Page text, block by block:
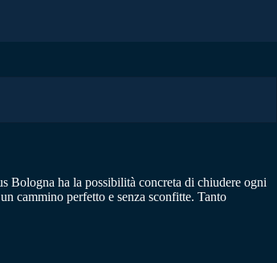
Bologna ha la possibilità concreta di chiudere ogni
cammino perfetto e senza sconfitte. Tanto